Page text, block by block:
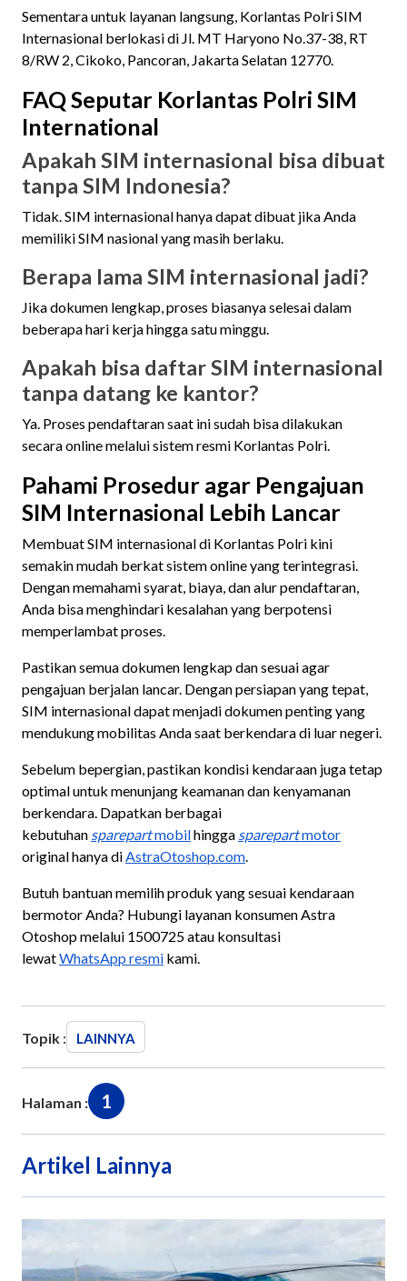
Sementara untuk layanan langsung, Korlantas Polri SIM
Internasional berlokasi di Jl. MT Haryono No.37-38, RT
8/RW 2, Cikoko, Pancoran, Jakarta Selatan 12770.
FAQ Seputar Korlantas Polri SIM
International
Apakah SIM internasional bisa dibuat
tanpa SIM Indonesia?
Tidak. SIM internasional hanya dapat dibuat jika Anda
memiliki SIM nasional yang masih berlaku.
Berapa lama SIM internasional jadi?
Jika dokumen lengkap, proses biasanya selesai dalam
beberapa hari kerja hingga satu minggu.
Apakah bisa daftar SIM internasional
tanpa datang ke kantor?
Ya. Proses pendaftaran saat ini sudah bisa dilakukan
secara online melalui sistem resmi Korlantas Polri.
Pahami Prosedur agar Pengajuan
SIM Internasional Lebih Lancar
Membuat SIM internasional di Korlantas Polri kini
semakin mudah berkat sistem online yang terintegrasi.
Dengan memahami syarat, biaya, dan alur pendaftaran,
Anda bisa menghindari kesalahan yang berpotensi
memperlambat proses.
Pastikan semua dokumen lengkap dan sesuai agar
pengajuan berjalan lancar. Dengan persiapan yang tepat,
SIM internasional dapat menjadi dokumen penting yang
mendukung mobilitas Anda saat berkendara di luar negeri.
Sebelum bepergian, pastikan kondisi kendaraan juga tetap
optimal untuk menunjang keamanan dan kenyamanan
berkendara. Dapatkan berbagai
kebutuhan sparepartmobilhingga sparepartmotor
original hanya di AstraOtoshop.com
Butuh bantuan memilih produk yang sesuai kendaraan
bermotor Anda? Hubungi layanan konsumen Astra
Otoshop melalui 1500725 atau konsultasi
lewatWhatsApp resmi kami.
Topik : LAINNYA
Halaman : 1
Artikel Lainnya